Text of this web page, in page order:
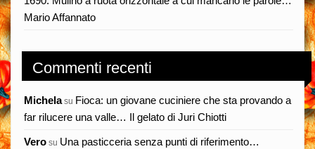
Mario Affannato
Commenti recenti
Michelasu Fioca: un giovane cuciniere che sta provando a
far rilucere una valle… Il gelato di Juri Chiotti
Vero su Una pasticceria senza punti di riferimento…